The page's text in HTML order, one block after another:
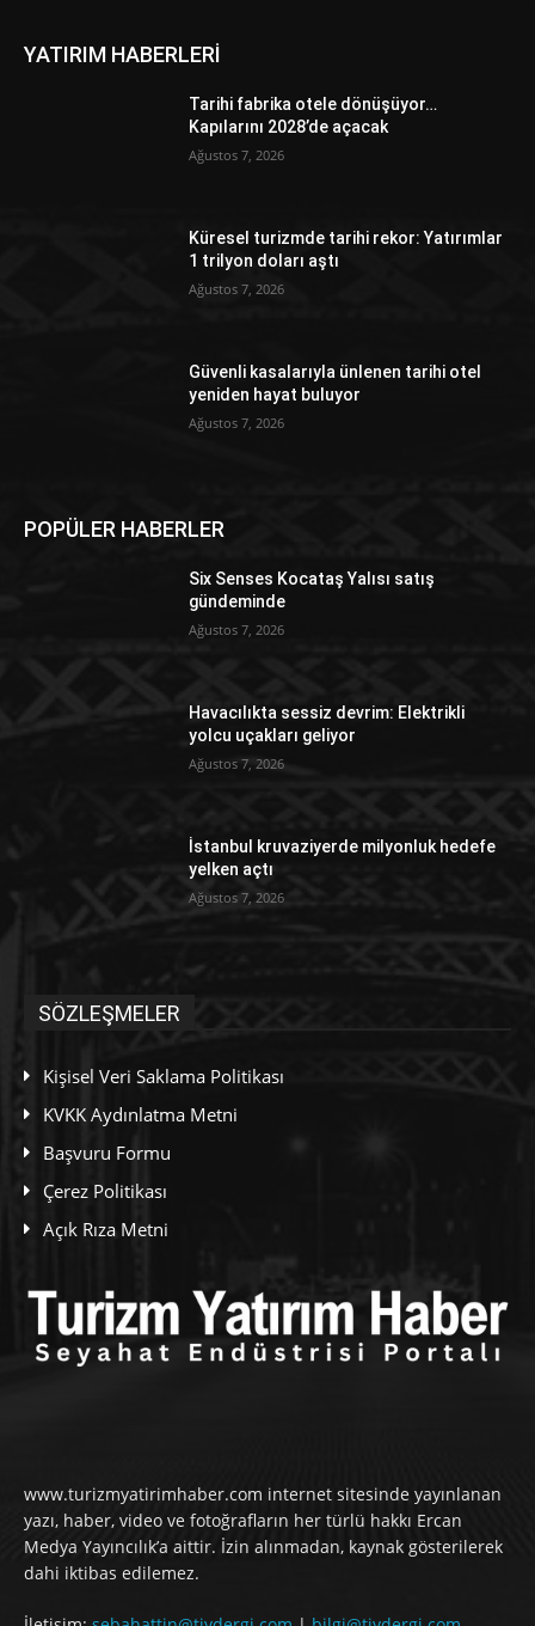
YATIRIM HABERLERİ
Tarihi fabrika otele dönüşüyor…
Kapılarını 2028’de açacak
Ağustos 7, 2026
Küresel turizmde tarihi rekor: Yatırımlar
1 trilyon doları aştı
Ağustos 7, 2026
Güvenli kasalarıyla ünlenen tarihi otel
yeniden hayat buluyor
Ağustos 7, 2026
POPÜLER HABERLER
Six Senses Kocataş Yalısı satış
gündeminde
Ağustos 7, 2026
Havacılıkta sessiz devrim: Elektrikli
yolcu uçakları geliyor
Ağustos 7, 2026
İstanbul kruvaziyerde milyonluk hedefe
yelken açtı
Ağustos 7, 2026
SÖZLEŞMELER
Kişisel Veri Saklama Politikası
KVKK Aydınlatma Metni
Başvuru Formu
Çerez Politikası
Açık Rıza Metni
www.turizmyatirimhaber.com internet sitesinde yayınlanan
yazı, haber, video ve fotoğrafların her türlü hakkı Ercan
Medya Yayıncılık’a aittir. İzin alınmadan, kaynak gösterilerek
dahi iktibas edilemez.